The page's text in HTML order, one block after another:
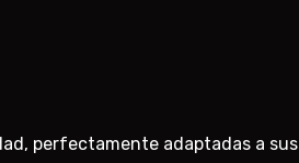
perfectamente adaptadas a sus